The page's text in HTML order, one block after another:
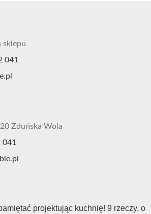
sklepu
041
Zduńska Wola
041
projektując kuchnię! 9 rzeczy, o